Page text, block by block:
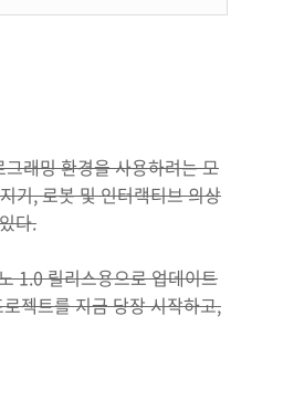
래밍 환경을 사용하려는 모
기, 로봇 및 인터랙티브 의상
다.
1.0 릴리스용으로 업데이트
젝트를 지금 당장 시작하고,